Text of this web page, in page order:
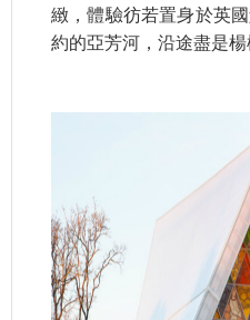
緻，體驗彷若置身於英
約的亞芳河，沿途盡是楊